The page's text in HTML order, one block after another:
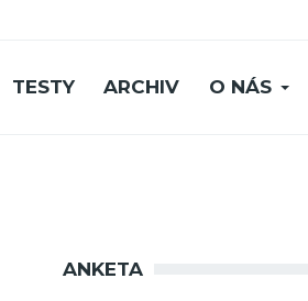
TESTY ARCHIV O NÁS
ANKETA